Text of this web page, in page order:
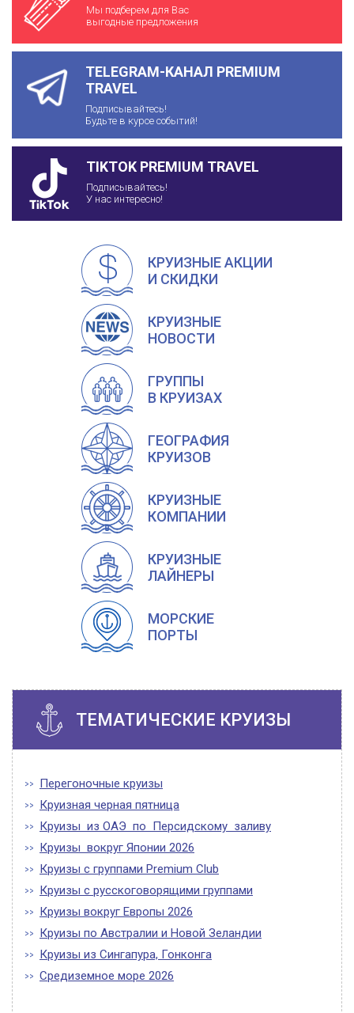
Мы подберем для Вас
выгодные предложения
TELEGRAM-КАНАЛ PREMIUM
TRAVEL
Подписывайтесь!
Будьте в курсе событий!
TIKTOK PREMIUM TRAVEL
Подписывайтесь!
У нас интересно!
КРУИЗНЫЕ АКЦИИ
И СКИДКИ
КРУИЗНЫЕ
НОВОСТИ
ГРУППЫ
В КРУИЗАХ
ГЕОГРАФИЯ
КРУИЗОВ
КРУИЗНЫЕ
КОМПАНИИ
КРУИЗНЫЕ
ЛАЙНЕРЫ
МОРСКИЕ
ПОРТЫ
ТЕМАТИЧЕСКИЕ КРУИЗЫ
Перегоночные круизы
Круизная черная пятница
Круизы из ОАЭ по Персидскому заливу
Круизы вокруг Японии 2026
Круизы с группами Premium Club
Круизы с русскоговорящими группами
Круизы вокруг Европы 2026
Круизы по Австралии и Новой Зеландии
Круизы из Сингапура, Гонконга
Средиземное море 2026